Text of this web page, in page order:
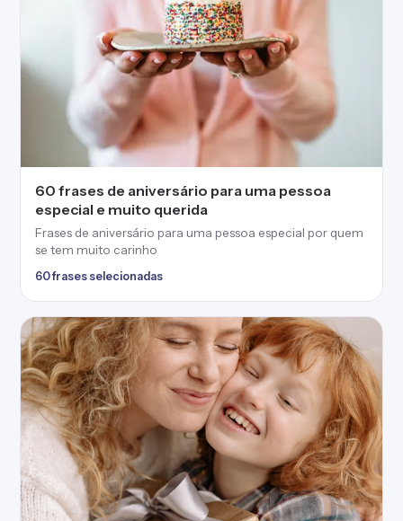
60 frases de aniversário para uma pessoa
especial e muito querida
Frases de aniversário para uma pessoa especial por quem
se tem muito carinho
60 frases selecionadas